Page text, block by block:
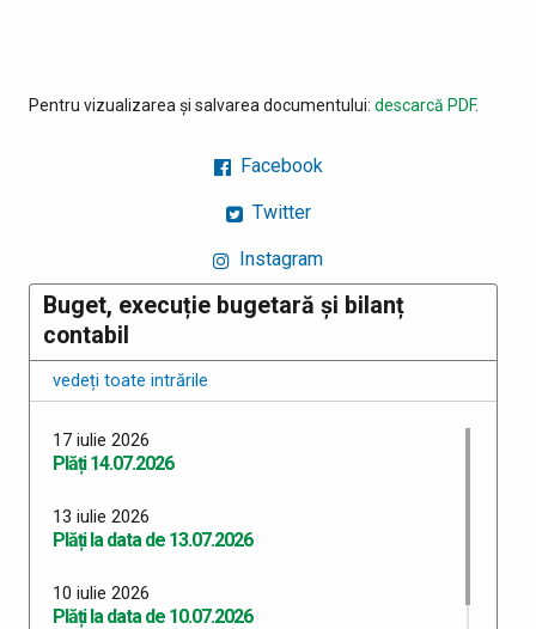
Pentru vizualizarea și salvarea documentului: descarcă PDF.
Facebook
Twitter
Instagram
Buget, execuție bugetară și bilanț
contabil
vedeți toate intrările
17 iulie 2026
Plăți 14.07.2026
13 iulie 2026
Plăți la data de 13.07.2026
10 iulie 2026
Plăți la data de 10.07.2026